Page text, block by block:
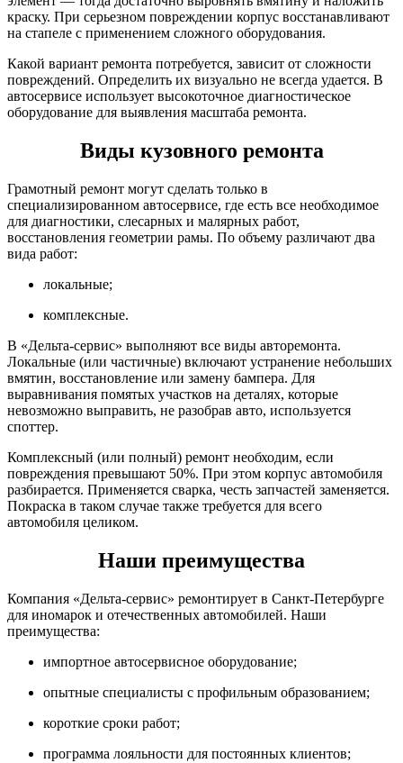
краску. При серьезном повреждении корпус восстанавливают
на стапеле с применением сложного оборудования.
Какой вариант ремонта потребуется, зависит от сложности
повреждений. Определить их визуально не всегда удается. В
автосервисе использует высокоточное диагностическое
оборудование для выявления масштаба ремонта.
Виды кузовного ремонта
Грамотный ремонт могут сделать только в
специализированном автосервисе, где есть все необходимое
для диагностики, слесарных и малярных работ,
восстановления геометрии рамы. По объему различают два
вида работ:
локальные;
комплексные.
В «Дельта-сервис» выполняют все виды авторемонта.
Локальные (или частичные) включают устранение небольших
вмятин, восстановление или замену бампера. Для
выравнивания помятых участков на деталях, которые
невозможно выправить, не разобрав авто, используется
споттер.
Комплексный (или полный) ремонт необходим, если
повреждения превышают 50%. При этом корпус автомобиля
разбирается. Применяется сварка, честь запчастей заменяется.
Покраска в таком случае также требуется для всего
автомобиля целиком.
Наши преимущества
Компания «Дельта-сервис» ремонтирует в Санкт-Петербурге
для иномарок и отечественных автомобилей. Наши
преимущества:
импортное автосервисное оборудование;
опытные специалисты с профильным образованием;
короткие сроки работ;
программа лояльности для постоянных клиентов;